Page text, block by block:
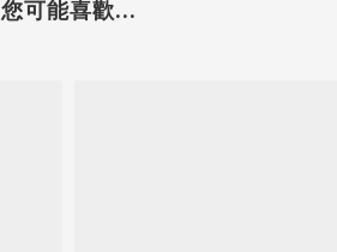
您可能喜歡...